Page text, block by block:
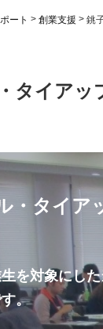
ート >創業支援 >銚
タイアッ
・タイア
を対象にし
。